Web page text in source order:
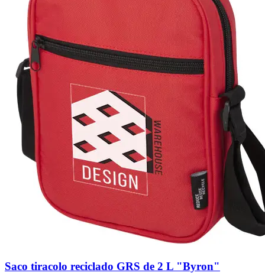
Saco tiracolo reciclado GRS de 2 L "Byron"